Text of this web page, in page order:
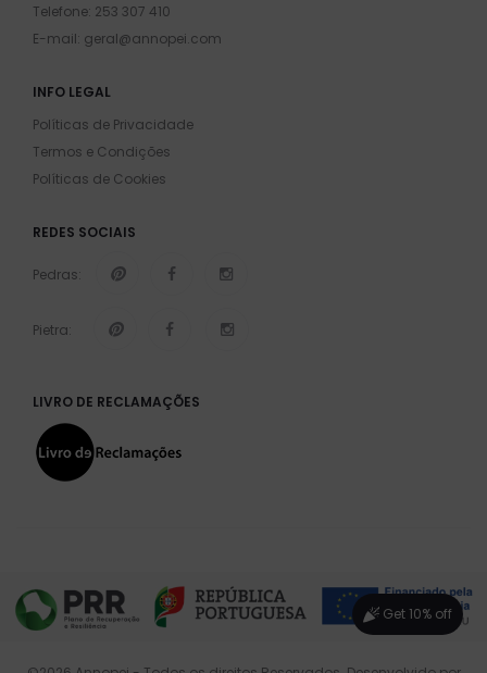
Telefone: 253 307 410
E-mail: geral@annopei.com
INFO LEGAL
Políticas de Privacidade
Termos e Condições
Políticas de Cookies
REDES SOCIAIS
Pedras:
Pietra:
LIVRO DE RECLAMAÇÕES
Get 10% off